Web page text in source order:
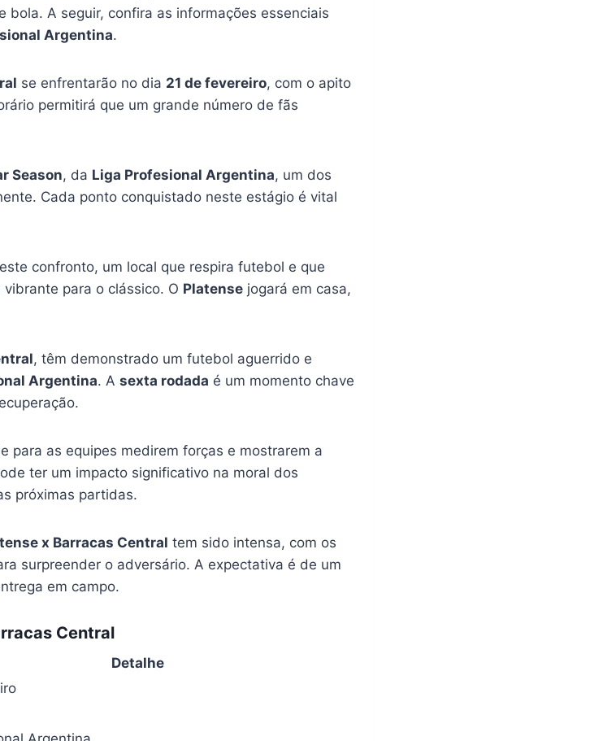
A seguir, confira as informações essenciais
Argentina.
se enfrentarão no dia 21 de fevereiro, com o apito
permitirá que um grande número de fãs
Season, da Liga Profesional Argentina, um dos
Cada ponto conquistado neste estágio é vital
confronto, um local que respira futebol e que
para o clássico. O Platensejogará em casa,
, têm demonstrado um futebol aguerrido e
Argentina. A sexta rodada é um momento chave
para as equipes medirem forças e mostrarem a
ter um impacto significativo na moral dos
próximas partidas.
x Barracas Central tem sido intensa, com os
surpreender o adversário. A expectativa é de um
em campo.
Central
Detalhe